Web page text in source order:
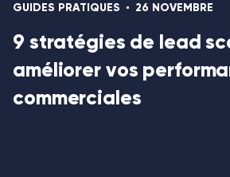
GUIDES PRATIQUES 26 NOVEMBRE
9 stratégies de lead
améliorer vos
commerciales